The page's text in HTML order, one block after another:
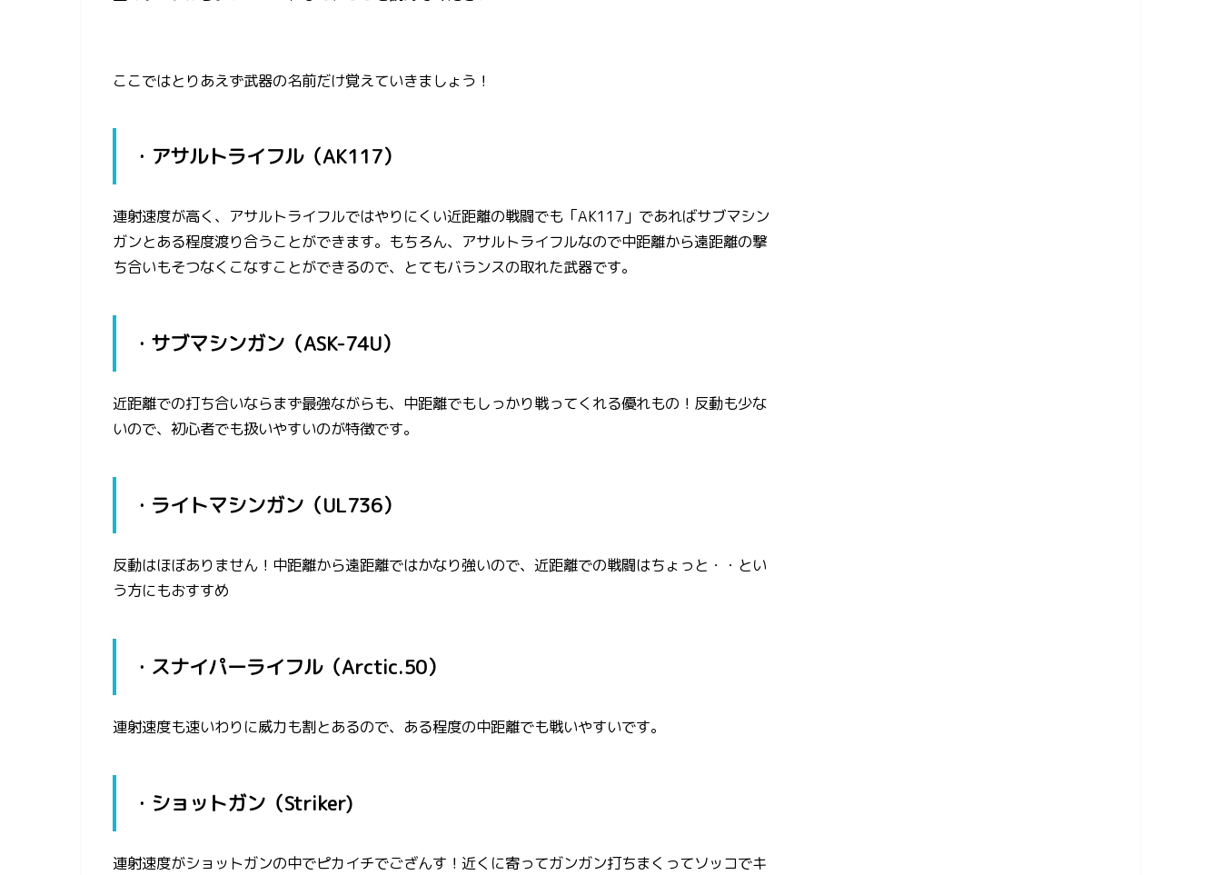
ここではとりあえず武器の名前だけ覚えていきましょう！
・アサルトライフル（AK117）
連射速度が高く、アサルトライフルではやりにくい近距離の戦闘でも「AK117」であればサブマシン
ガンとある程度渡り合うことができます。もちろん、アサルトライフルなので中距離から遠距離の撃
ち合いもそつなくこなすことができるので、とてもバランスの取れた武器です。
・サブマシンガン（ASK-74U）
近距離での打ち合いならまず最強ながらも、中距離でもしっかり戦ってくれる優れもの！反動も少な
いので、初心者でも扱いやすいのが特徴です。
・ライトマシンガン（UL736）
反動はほぼありません！中距離から遠距離ではかなり強いので、近距離での戦闘はちょっと・・とい
う方にもおすすめ
・スナイパーライフル（Arctic.50）
連射速度も速いわりに威力も割とあるので、ある程度の中距離でも戦いやすいです。
・ショットガン（Striker)
連射速度がショットガンの中でピカイチでござんす！近くに寄ってガンガン打ちまくってソッコでキ